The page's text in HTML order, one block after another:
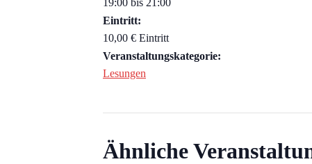
19:00 bis 21:00
Eintritt:
10,00 € Eintritt
Veranstaltungskategorie:
Lesungen
Ähnliche